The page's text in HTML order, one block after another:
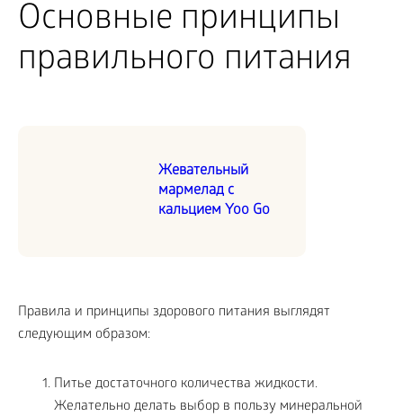
Основные принципы
правильного питания
Жевательный
мармелад с
кальцием Yoo Go
Правила и принципы здорового питания выглядят
следующим образом:
Питье достаточного количества жидкости.
Желательно делать выбор в пользу минеральной